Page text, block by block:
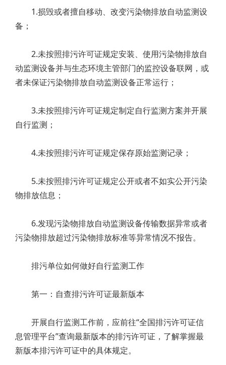
1.损毁或者擅自移动、改变污染物排放自动监测设
备；
2.未按照排污许可证规定安装、使用污染物排放自
动监测设备并与生态环境主管部门的监控设备联网，或
者未保证污染物排放自动监测设备正常运行；
3.未按照排污许可证规定制定自行监测方案并开展
自行监测；
4.未按照排污许可证规定保存原始监测记录；
5.未按照排污许可证规定公开或者不如实公开污染
物排放信息；
6.发现污染物排放自动监测设备传输数据异常或者
污染物排放超过污染物排放标准等异常情况不报告。
排污单位如何做好自行监测工作
第一：自查排污许可证最新版本
开展自行监测工作前，应前往“全国排污许可证信
息管理平台”查询最新版本的排污许可证，了解掌握最
新版本排污许可证中的具体规定。